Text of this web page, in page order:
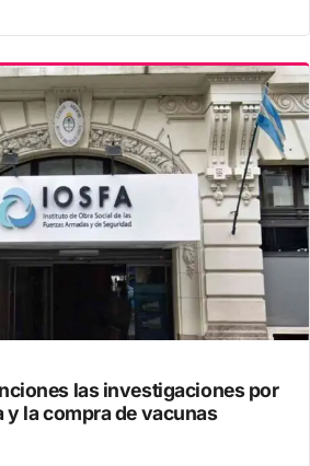
las investigaciones por
y la compra de vacunas